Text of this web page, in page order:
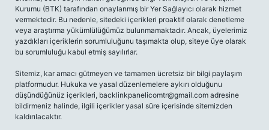
Kurumu (BTK) tarafından onaylanmış bir Yer Sağlayıcı olarak hizmet
vermektedir. Bu nedenle, sitedeki içerikleri proaktif olarak denetleme
veya araştırma yükümlülüğümüz bulunmamaktadır. Ancak, üyelerimiz
yazdıkları içeriklerin sorumluluğunu taşımakta olup, siteye üye olarak
bu sorumluluğu kabul etmiş sayılırlar.
Sitemiz, kar amacı gütmeyen ve tamamen ücretsiz bir bilgi paylaşım
platformudur. Hukuka ve yasal düzenlemelere aykırı olduğunu
düşündüğünüz içerikleri, backlinkpanelicomtr@gmail.com adresine
bildirmeniz halinde, ilgili içerikler yasal süre içerisinde sitemizden
kaldırılacaktır.